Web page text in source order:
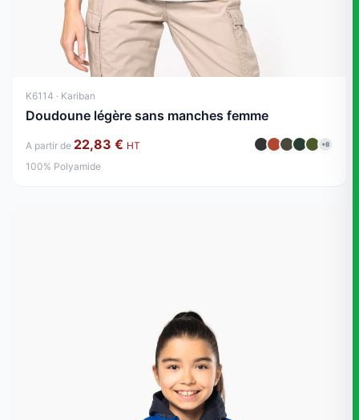
K6114 · Kariban
Doudoune légère sans manches femme
A partir de 22,83 € HT +8
100% Polyamide